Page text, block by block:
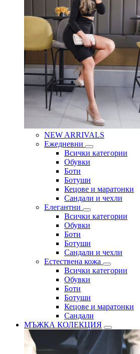
NEW ARRIVALS
Ежедневни
Всички категории
Обувки
Боти
Ботуши
Кецове и маратонки
Сандали и чехли
Елегантни
Всички категории
Обувки
Боти
Ботуши
Сандали и чехли
Естествена кожа
Всички категории
Обувки
Боти
Ботуши
Кецове и маратонки
Сандали
МЪЖКА КОЛЕКЦИЯ